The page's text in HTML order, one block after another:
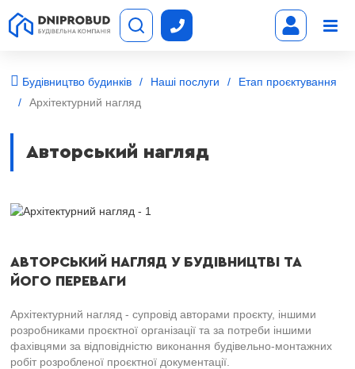
Будівництво будинків Наші послуги
Етап проєктування
Архітектурний нагляд
Авторський нагляд
АВТОРСЬКИЙ НАГЛЯД У БУДІВНИЦТВІ ТА
ЙОГО ПЕРЕВАГИ
Архітектурний нагляд - супровід авторами проєкту, іншими
розробниками проєктної організації та за потреби іншими
фахівцями за відповідністю виконання будівельно-монтажних
робіт розробленої проєктної документації.